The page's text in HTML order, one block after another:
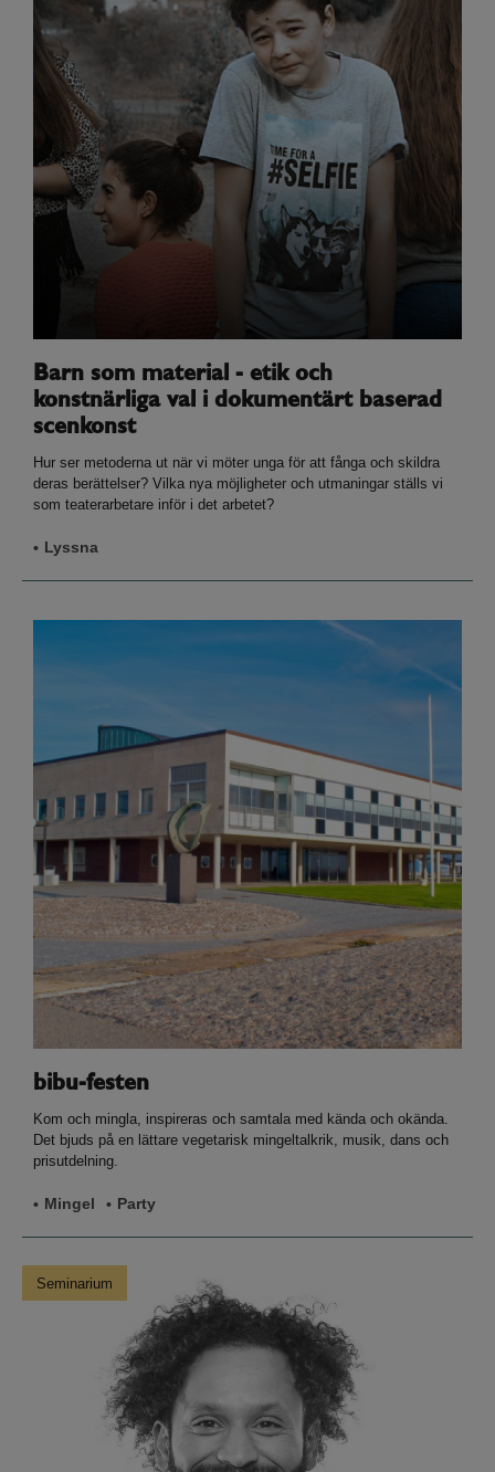
Barn som material - etik och
konstnärliga val i dokumentärt baserad
scenkonst
Hur ser metoderna ut när vi möter unga för att fånga och skildra
deras berättelser? Vilka nya möjligheter och utmaningar ställs vi
som teaterarbetare inför i det arbetet?
Lyssna
bibu-festen
Kom och mingla, inspireras och samtala med kända och okända.
Det bjuds på en lättare vegetarisk mingeltalkrik, musik, dans och
prisutdelning.
Mingel Party
Seminarium